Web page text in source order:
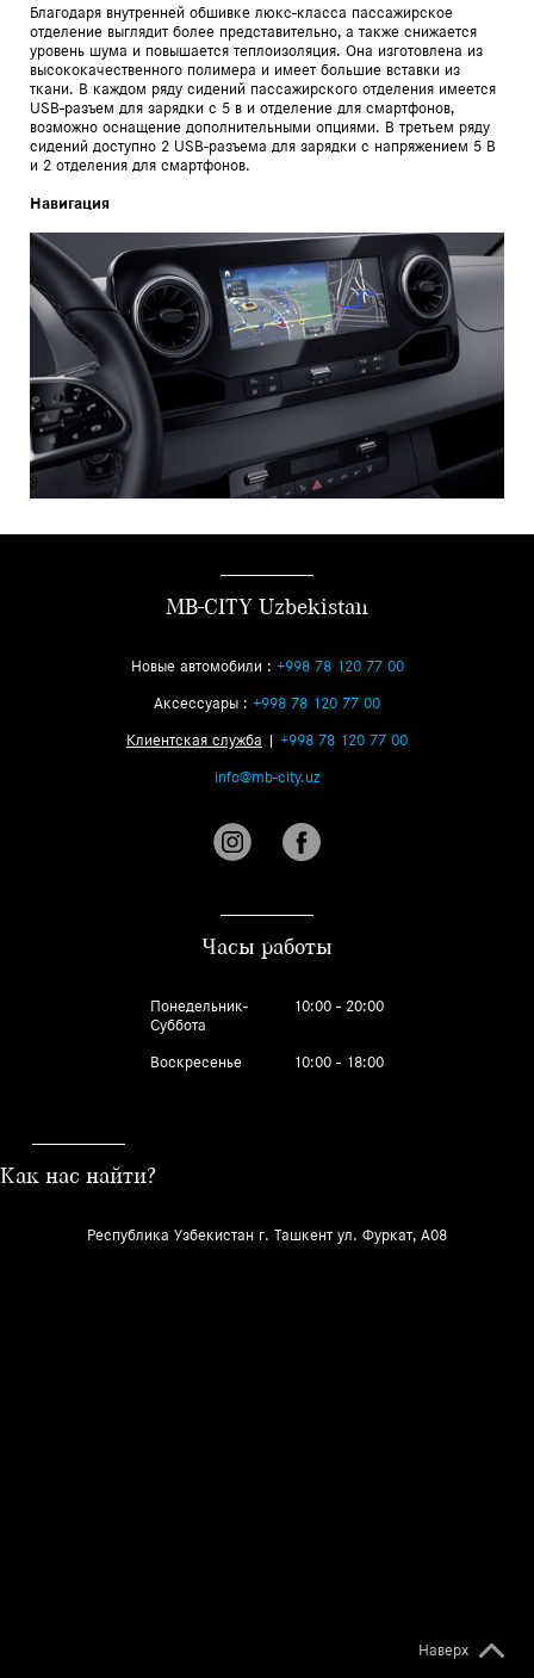
Благодаря внутренней обшивке люкс-класса пассажирское
отделение выглядит более представительно, а также снижается
уровень шума и повышается теплоизоляция. Она изготовлена из
высококачественного полимера и имеет большие вставки из
ткани. В каждом ряду сидений пассажирского отделения имеется
USB-разъем для зарядки с 5 в и отделение для смартфонов,
возможно оснащение дополнительными опциями. В третьем ряду
сидений доступно 2 USB-разъема для зарядки с напряжением 5 В
и 2 отделения для смартфонов.
Навигация
MB-CITY Uzbekistan
Новые автомобили : +998 78 120 77 00
Аксессуары : +998 78 120 77 00
Клиентская служба | +998 78 120 77 00
info@mb-city.uz
Часы работы
Понедельник-
Суббота
10:00 - 20:00
Воскресенье 10:00 - 18:00
Как нас найти?
Республика Узбекистан г. Ташкент ул. Фуркат, A08
Наверх